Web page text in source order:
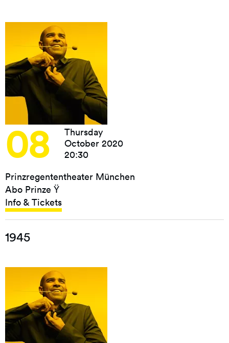
08
Thursday
October 2020
20:30
Prinzregententheater München
Abo Prinze Ÿ
Info & Tickets
1945